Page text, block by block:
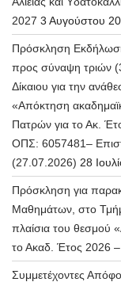
2027 3 Αυγούστου
Πρόσκληση
προς σύναψη τριών
Δίκαιου για την
«Απόκτηση
Πατρών για το Ακ.
ΟΠΣ: 6057481–
(27.07.2026) 28
Πρόσκληση για
Μαθημάτων, στο
πλαίσια του θεσμού
το Ακαδ. Έτος 2026 –
Συμμετέχοντες